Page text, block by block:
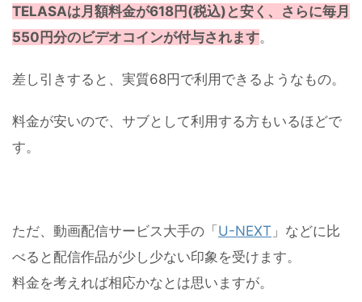
TELASAは月額料金が618円(税込)と安く、さらに毎月
550円分のビデオコインが付与されます。
差し引きすると、実質68円で利用できるようなもの。
料金が安いので、サブとして利用する方もいるほどで
す。
ただ、動画配信サービス大手の「U-NEXT 」などに比
べると配信作品が少し少ない印象を受けます。
料金を考えれば相応かなとは思いますが。